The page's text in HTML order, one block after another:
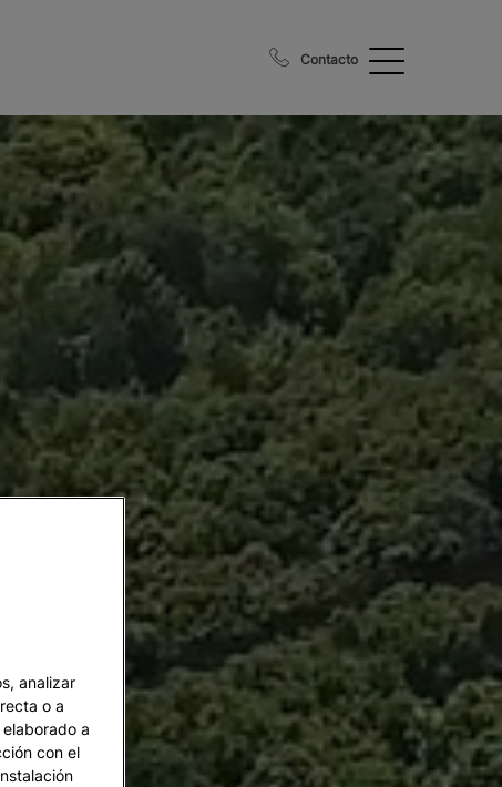
Contacto
analizar
o a
a
con el